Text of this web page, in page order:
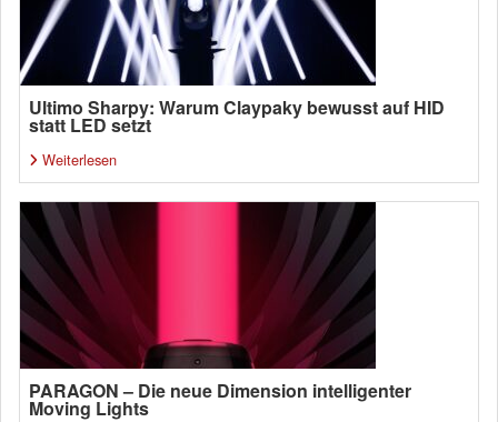
Ultimo Sharpy: Warum Claypaky bewusst auf HID
statt LED setzt
Weiterlesen
PARAGON – Die neue Dimension intelligenter
Moving Lights